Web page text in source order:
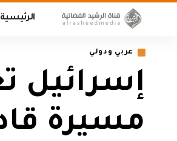
الرئيسية
عربي ودولي
إسرائيل
مسيرة